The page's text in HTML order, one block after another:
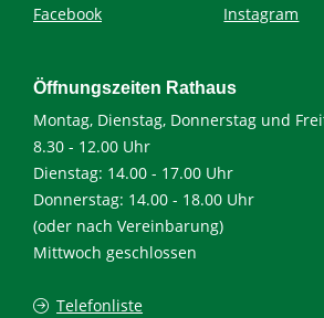
Facebook
Instagram
Öffnungszeiten Rathaus
Montag, Dienstag, Donnerstag und
8.30 - 12.00 Uhr
Dienstag: 14.00 - 17.00 Uhr
Donnerstag: 14.00 - 18.00 Uhr
(oder nach Vereinbarung)
Mittwoch geschlossen
Telefonliste